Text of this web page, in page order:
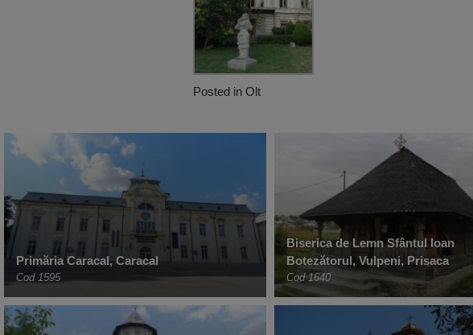
Posted in Olt
Primăria Caracal, Caracal
Cod 1595
Biserica de Lemn Sfântul Ioan
Botezătorul, Vulpeni, Prisaca
Cod 1640